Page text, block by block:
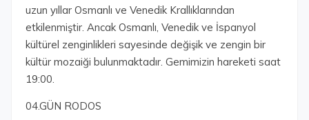
uzun yıllar Osmanlı ve Venedik Krallıklarından
etkilenmiştir. Ancak Osmanlı, Venedik ve İspanyol
kültürel zenginlikleri sayesinde değişik ve zengin bir
kültür mozaiği bulunmaktadır. Gemimizin hareketi saat
19:00.
04.GÜN RODOS